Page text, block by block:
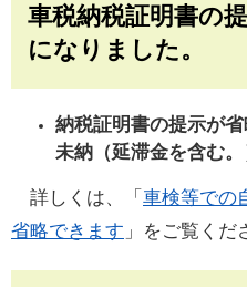
車税納税証明書の
になりました。
納税証明書の提示が
未納（延滞金を含む
詳しくは、「 車検等での
省略できます 」をご覧くだ